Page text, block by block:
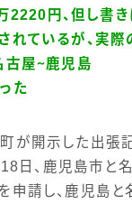
2220円、但し書
れているが、実
古屋～鹿児島
た
が開示した出張記
18 日、鹿児島市と
申請し、鹿児島と